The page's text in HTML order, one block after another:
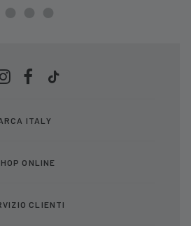
ITALY
ONLINE
CLIENTI